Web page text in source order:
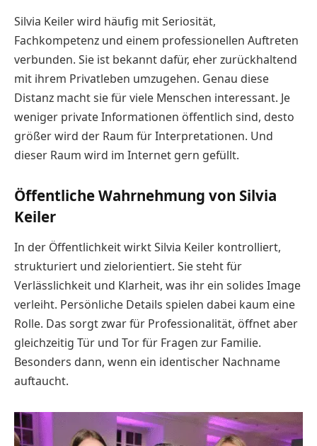
Silvia Keiler wird häufig mit Seriosität,
Fachkompetenz und einem professionellen Auftreten
verbunden. Sie ist bekannt dafür, eher zurückhaltend
mit ihrem Privatleben umzugehen. Genau diese
Distanz macht sie für viele Menschen interessant. Je
weniger private Informationen öffentlich sind, desto
größer wird der Raum für Interpretationen. Und
dieser Raum wird im Internet gern gefüllt.
Öffentliche Wahrnehmung von Silvia
Keiler
In der Öffentlichkeit wirkt Silvia Keiler kontrolliert,
strukturiert und zielorientiert. Sie steht für
Verlässlichkeit und Klarheit, was ihr ein solides Image
verleiht. Persönliche Details spielen dabei kaum eine
Rolle. Das sorgt zwar für Professionalität, öffnet aber
gleichzeitig Tür und Tor für Fragen zur Familie.
Besonders dann, wenn ein identischer Nachname
auftaucht.